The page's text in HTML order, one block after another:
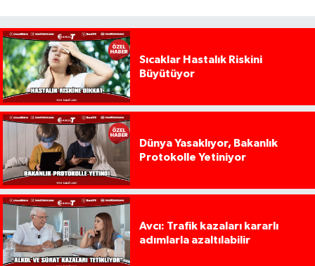
Sıcaklar Hastalık Riskini
Büyütüyor
Dünya Yasaklıyor, Bakanlık
Protokolle Yetiniyor
Avcı: Trafik kazaları kararlı
adımlarla azaltılabilir